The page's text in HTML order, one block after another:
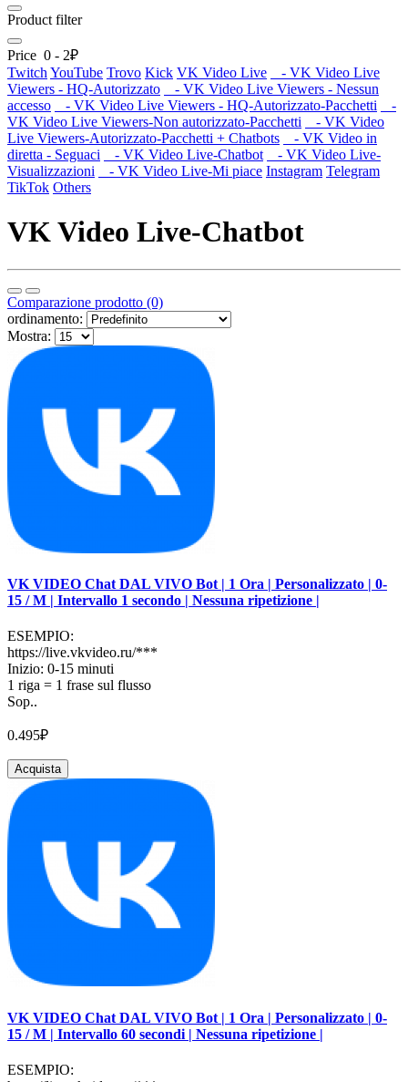
Product filter
Price 0 - 2₽
Twitch YouTube Trovo Kick VK Video Live
- VK Video Live
Viewers - HQ-Autorizzato
- VK Video Live Viewers - Nessun
accesso
- VK Video Live Viewers - HQ-Autorizzato-Pacchetti
-
VK Video Live Viewers-Non autorizzato-Pacchetti
- VK Video
Live Viewers-Autorizzato-Pacchetti + Chatbots
- VK Video in
diretta - Seguaci
- VK Video Live-Chatbot
- VK Video Live-
Visualizzazioni
- VK Video Live-Mi piace Instagram Telegram
TikTok Others
VK Video Live-Chatbot
Comparazione prodotto (0)
ordinamento:
Mostra:
VK VIDEO Chat DAL VIVO Bot | 1 Ora | Personalizzato | 0-
15 / M | Intervallo 1 secondo | Nessuna ripetizione |
ESEMPIO:
https://live.vkvideo.ru/***
Inizio: 0-15 minuti
1 riga = 1 frase sul flusso
Sop..
0.495₽
Acquista
VK VIDEO Chat DAL VIVO Bot | 1 Ora | Personalizzato | 0-
15 / M | Intervallo 60 secondi | Nessuna ripetizione |
ESEMPIO: